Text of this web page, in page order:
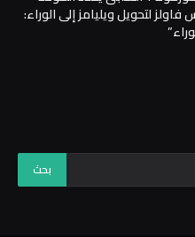
لتحويل ويليامز إلى الوراء: